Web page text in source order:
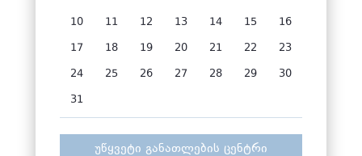
10 11 12 13 14 15 16
17 18 19 20 21 22 23
24 25 26 27 28 29 30
31
უწყვეტი განათლების ცენტრი